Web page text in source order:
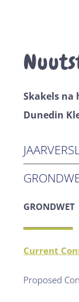
Skakels
Dunedin
GRONDWET
Current
Proposed